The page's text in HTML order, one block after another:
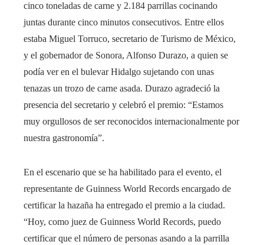
cinco toneladas de carne y 2.184 parrillas cocinando
juntas durante cinco minutos consecutivos. Entre ellos
estaba Miguel Torruco, secretario de Turismo de México,
y el gobernador de Sonora, Alfonso Durazo, a quien se
podía ver en el bulevar Hidalgo sujetando con unas
tenazas un trozo de carne asada. Durazo agradeció la
presencia del secretario y celebró el premio: “Estamos
muy orgullosos de ser reconocidos internacionalmente por
nuestra gastronomía”.
En el escenario que se ha habilitado para el evento, el
representante de Guinness World Records encargado de
certificar la hazaña ha entregado el premio a la ciudad.
“Hoy, como juez de Guinness World Records, puedo
certificar que el número de personas asando a la parrilla